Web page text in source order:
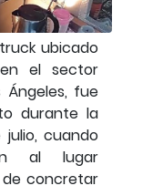
ubicado
el sector
Ángeles, fue
durante la
cuando
al lugar
concretar